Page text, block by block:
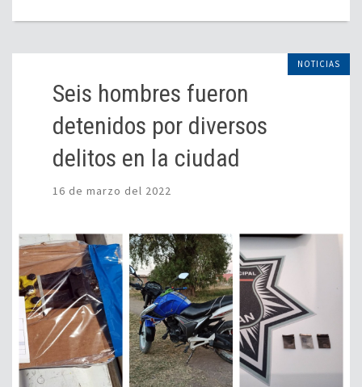
NOTICIAS
Seis hombres fueron
detenidos por diversos
delitos en la ciudad
16 de marzo del 2022